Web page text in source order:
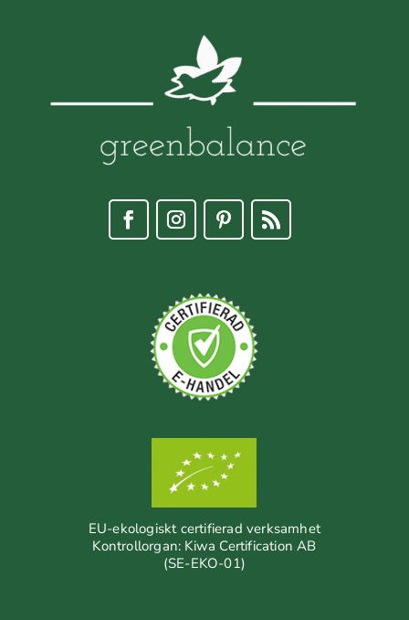
EU-ekologiskt certifierad verksamhet
Kontrollorgan: Kiwa Certification AB
(SE-EKO-01)